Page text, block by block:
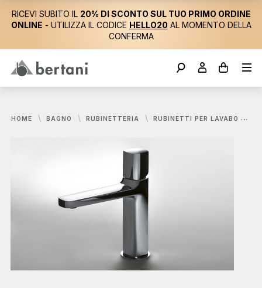
RICEVI SUBITO IL 20% DI SCONTO SUL TUO PRIMO ORDINE
ONLINE - UTILIZZA IL CODICE HELLO20 AL MOMENTO DELLA
CONFERMA
HOME BAGNO RUBINETTERIA RUBINETTI PER LAVABO